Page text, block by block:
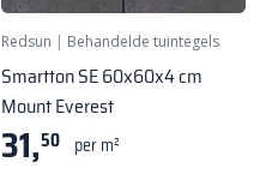
Redsun | Behandelde tuintegels
Smartton SE 60x60x4 cm
Mount Everest
31,50 per m²